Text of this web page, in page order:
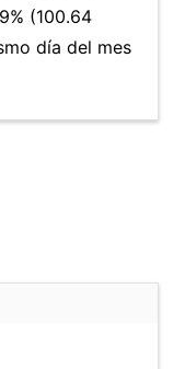
(100.64
día del mes